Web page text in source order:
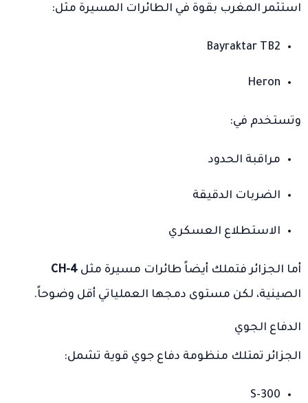
استثمر المغرب بقوة في الطائرات المسيرة مثل:
Bayraktar TB2
Heron
وتستخدم في:
مراقبة الحدود
الضربات الدقيقة
الاستطلاع العسكري
أما الجزائر فتملك أيضاً طائرات مسيرة مثل CH-4
الصينية، لكن مستوى دمجها العملياتي أقل وضوحاً.
الدفاع الجوي
الجزائر تمتلك منظومة دفاع جوي قوية تشمل:
S-300